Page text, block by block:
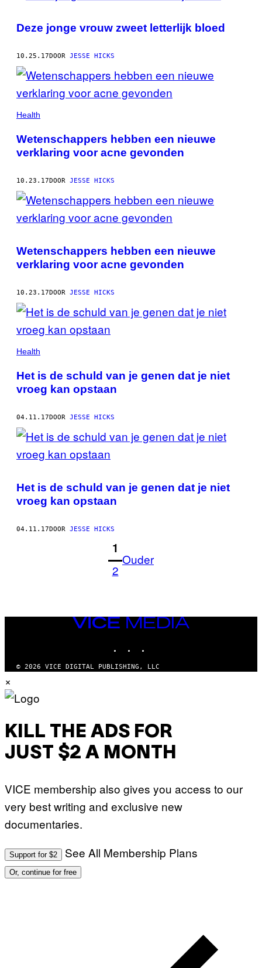
Deze jonge vrouw zweet letterlijk bloed
10.25.17DOOR JESSE HICKS
Health
Wetenschappers hebben een nieuwe
verklaring voor acne gevonden
10.23.17DOOR JESSE HICKS
Wetenschappers hebben een nieuwe
verklaring voor acne gevonden
10.23.17DOOR JESSE HICKS
Health
Het is de schuld van je genen dat je niet
vroeg kan opstaan
04.11.17DOOR JESSE HICKS
Het is de schuld van je genen dat je niet
vroeg kan opstaan
04.11.17DOOR JESSE HICKS
1
2
Ouder
VICE
MEDIA
© 2026 VICE DIGITAL PUBLISHING, LLC
×
KILL THE ADS FOR
JUST $2 A MONTH
VICE membership also gives you access to our
very best writing and exclusive new
documentaries.
Support for $2 See All Membership Plans
Or, continue for free